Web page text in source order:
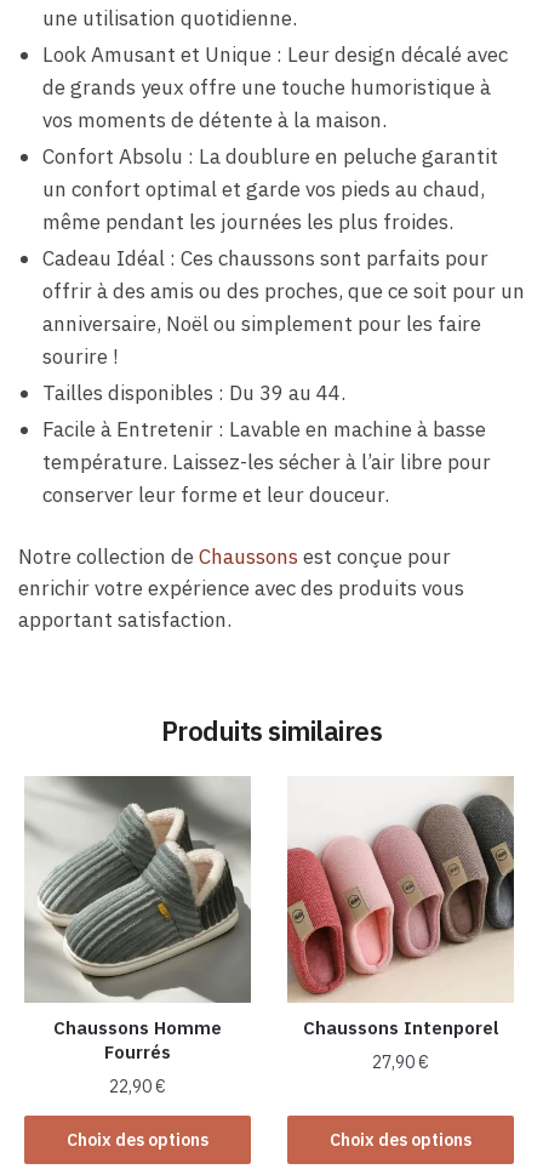
une utilisation quotidienne.
Look Amusant et Unique : Leur design décalé avec
de grands yeux offre une touche humoristique à
vos moments de détente à la maison.
Confort Absolu : La doublure en peluche garantit
un confort optimal et garde vos pieds au chaud,
même pendant les journées les plus froides.
Cadeau Idéal : Ces chaussons sont parfaits pour
offrir à des amis ou des proches, que ce soit pour un
anniversaire, Noël ou simplement pour les faire
sourire !
Tailles disponibles : Du 39 au 44.
Facile à Entretenir : Lavable en machine à basse
température. Laissez-les sécher à l’air libre pour
conserver leur forme et leur douceur.
Notre collection deChaussons est conçue pour
enrichir votre expérience avec des produits vous
apportant satisfaction.
Produits similaires
Chaussons Homme
Fourrés
22,90€
Choix des options
Ce
produit
Chaussons Intenporel
27,90€
Choix des options
produit
a